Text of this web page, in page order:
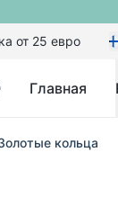
от 25 евро
Главная
кольца